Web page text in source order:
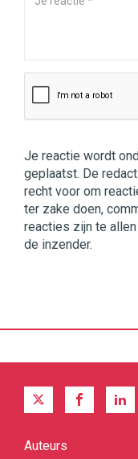
Je reactie wordt
geplaatst. De
recht voor om
ter zake doen,
reacties zijn te
de inzender.
Quick
Auteurs